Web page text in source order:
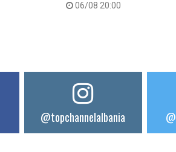
06/08 20:00
@topchannelalbania